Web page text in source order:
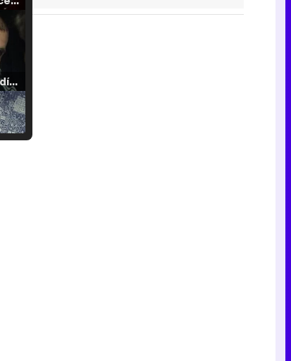
Tráiler de '33 días', la nueva serie de Atresplayer con Julián Villagrán y José Manuel Poga